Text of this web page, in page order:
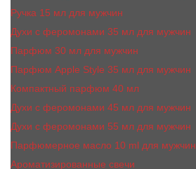
Ручка 15 мл для мужчин
Духи с феромонами 35 мл для мужчин
Парфюм 30 мл для мужчин
Парфюм Apple Style 35 мл для мужчин
Компактный парфюм 40 мл
Духи с феромонами 45 мл для мужчин
Духи с феромонами 55 мл для мужчин
Парфюмерное масло 10 ml для мужчин
Ароматизированные свечи